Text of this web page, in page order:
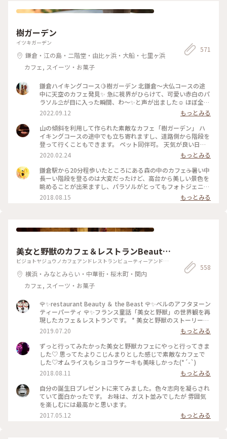
樹ガーデン
イツキガーデン
鎌倉・江の島・二階堂・由比ヶ浜・大船・七里ヶ浜
カフェ, スイーツ・お菓子
571
鎌倉ハイキングコース🍋樹ガーデン 北鎌倉〜大仏コースの途
中に天空のカフェ発見✨ 急に視界がひらけて、可愛い赤白のパ
ラソル⛱が目に入った瞬間、わ〜✨と声が出ました☺️ ほぼ全部
テラス席！ 緑の中、パラソルの下で風を感じながら過ごしす
と疲れも吹き飛びます。 フルーツたっぷりのアイスティーとク
ロワッサン🥐 他のメニューも気になりましたが、汗だくの
中、爽やかフルーツティーが沁みました〜🍋 訪問した際は知
らなかったのですが、オーナーさんがハイカーの方の為にレス
トランを作って下さったそうです。（junjun さんありがとうご
ざいます😊） 次回はオーナーさんの温かさを感じながら、お
伺いしたいです♬ #私のことりっぷ2022 #秋いろとりどり #My
ことりっぷ #鎌倉ハイキング #森の中の天空カフェ #パラソ
ル可愛い #フルーツたっぷりアイスティー #樹ガーデン
2022.09.12
もっとみる
山の傾斜を利用して作られた素敵なカフェ「樹ガーデン」 ハ
イキングコースの途中でも立ち寄れますし、道路側から階段を
登って行くこともできます。 ペット同伴可。 天気が良い日は
最高です！ フルーツティー美味しかった(^^)
2020.02.24
もっとみる
鎌倉駅から20分程歩いたところにある森の中のカフェ☕️暑い中
長ーい階段を登るのは大変だったけど、高台から美しい景色を
眺めることが出来ますし、パラソルがとってもフォトジェニッ
クで可愛い♡ #夏色さがし #鎌倉 #カフェ #森カフェ
2018.08.15 もっとみる
美女と野獣のカフェ＆レストランBeauty
＆the Beast
ビジョトヤジュウノカフェアンドレストランビューティーアンドザ
横浜・みなとみらい・中華街・桜木町・関内
カフェ, スイーツ・お菓子
558
🌹✨restaurant Beauty ＆ the Beast 🌹✨ベルのアフタヌーン
ティーパーティ 🌹✨フランス童話「美女と野獣」の世界観を再
現したカフェ＆レストランです。 * 美女と野獣のストーリーに
よる✨🏰お城がモチーフの店内に一歩入るとまるでそこはテー
マパークのような非日常空間。 * ひとり予約(•᎑•)👌💕だけでも
嬉しいのに 完全個室なんですよ〜✨ もっと嬉しいのは滞在時
間無制限‼️ 好きなだけゆっくり出来ちゃいます😆✨ * お部屋は
「野獣の部屋」でした✨ ロマンチックな調度品に👑👸💍お姫様
気分が高まります‼️ * ひとりなので存分にどっぷりと雰囲気を
味わえます。(♥ω♥*)ｷｭﾝｷｭﾝ♡*゜ * ロマンチックなアフタヌ
ーンティーでした✨🌹✨ カクテルも付いてます😽 お皿の上に
も物語♡ * お茶はもちろん飲み放題です💜❤💙💚 紅茶以外に
コーヒーやソフトドリンクもあり種類は豊富です。 * #夏旅
2019 #アフタヌーンティー #横浜 #restaurant Beauty＆
Beast #美女と野獣
2019.07.20
もっとみる
ずっと行ってみたかった美女と野獣カフェにやっと行ってきま
した♡ 思ってたよりこじんまりとした感じで素敵なカフェで
した♡オムライスもショコラケーキも美味しかった(*´-`)
2018.08.11
もっとみる
自分の誕生日プレゼントに来てみました。色々志向を凝らされ
ていて面白かったです。 お味は、ガスト並みでしたが 雰囲気
を楽しむには最高かと思います。
2017.05.12
もっとみる